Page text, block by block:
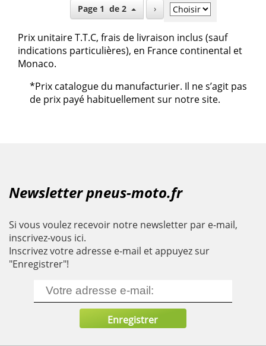
Page 1 de 2 ›
Prix unitaire T.T.C, frais de livraison inclus (sauf
indications particulières), en France continental et
Monaco.
*Prix catalogue du manufacturier. Il ne s’agit pas
de prix payé habituellement sur notre site.
Newsletter pneus-moto.fr
Si vous voulez recevoir notre newsletter par e-mail,
inscrivez-vous ici.
Inscrivez votre adresse e-mail et appuyez sur
"Enregistrer"!